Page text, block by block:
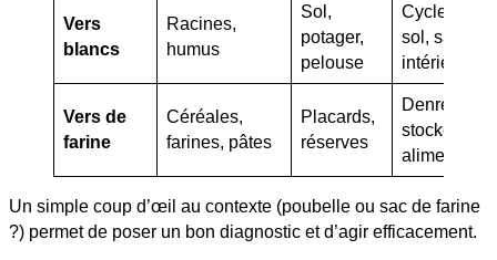
Vers
blancs
Racines,
humus
Sol,
potager,
pelouse
Cycle
sol, sans
intérieur
Vers de
farine
Céréales,
farines, pâtes
Placards,
réserves
Denrées
stockées,
alimentaire
Un simple coup d’œil au contexte (poubelle ou sac de farine
?) permet de poser un bon diagnostic et d’agir efficacement.